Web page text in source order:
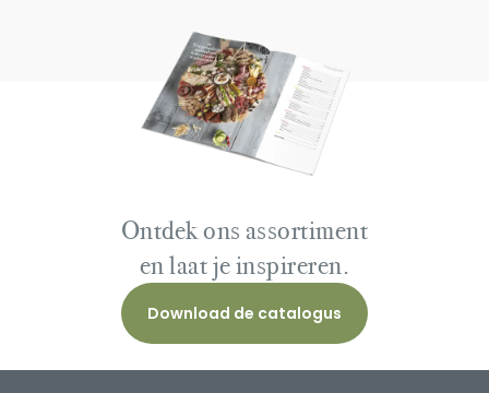
Ontdek ons assortiment
en laat je inspireren.
Download de catalogus